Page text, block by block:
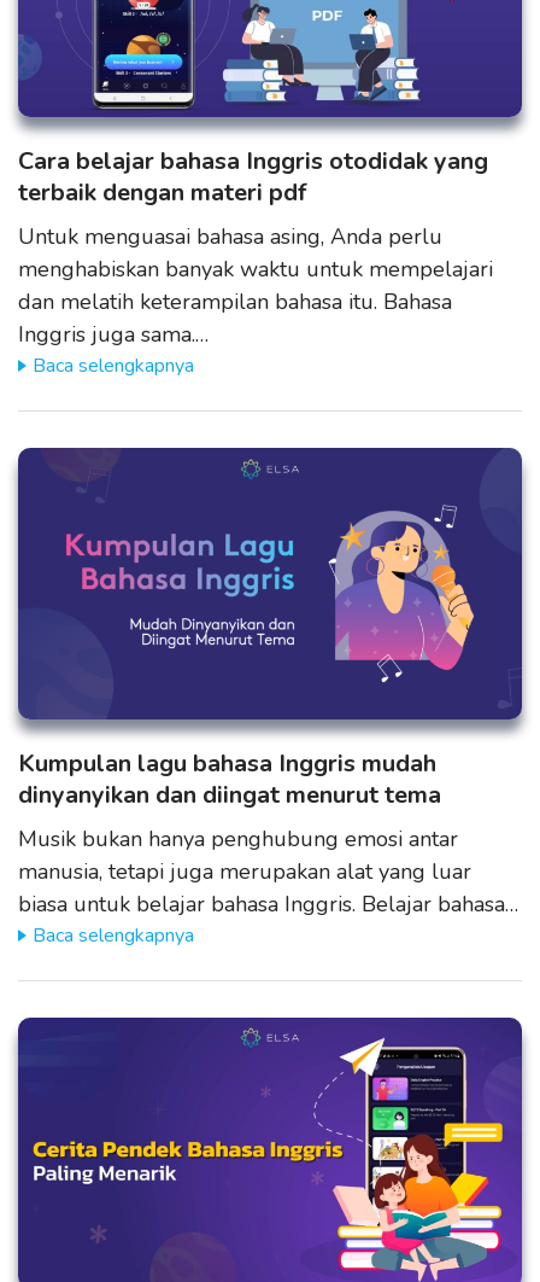
Cara belajar bahasa Inggris otodidak yang
terbaik dengan materi pdf
Untuk menguasai bahasa asing, Anda perlu
menghabiskan banyak waktu untuk mempelajari
dan melatih keterampilan bahasa itu. Bahasa
Inggris juga sama.…
Baca selengkapnya
Kumpulan lagu bahasa Inggris mudah
dinyanyikan dan diingat menurut tema
Musik bukan hanya penghubung emosi antar
manusia, tetapi juga merupakan alat yang luar
biasa untuk belajar bahasa Inggris. Belajar bahasa…
Baca selengkapnya